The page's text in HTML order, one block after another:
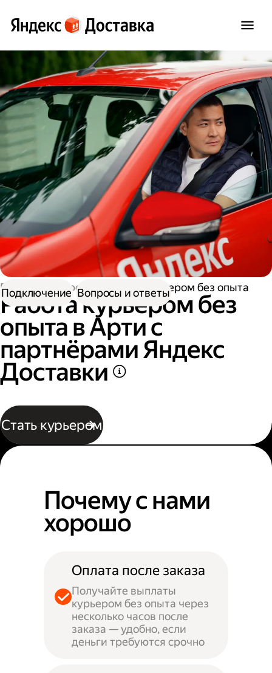
Работа курьером Работа курьером без опыта
Работа курьером без
опыта в Арти с
партнёрами Яндекс
Доставки
Стать курьером
Подключение Вопросы и ответы
Почему с нами
хорошо
Оплата после заказа
Получайте выплаты
курьером без опыта через
несколько часов после
заказа — удобно, если
деньги требуются срочно